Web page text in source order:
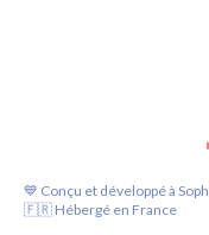
💙 Conçu et développé à
🇫🇷 Hébergé en France